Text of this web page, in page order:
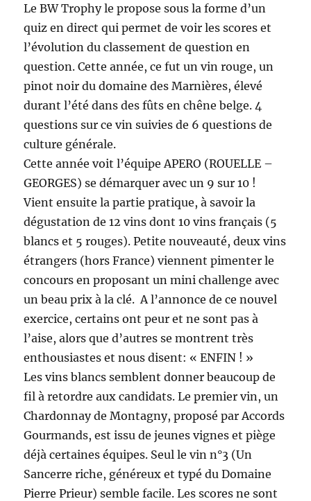
Le BW Trophy le propose sous la forme d’un
quiz en direct qui permet de voir les scores et
l’évolution du classement de question en
question. Cette année, ce fut un vin rouge, un
pinot noir du domaine des Marnières, élevé
durant l’été dans des fûts en chêne belge. 4
questions sur ce vin suivies de 6 questions de
culture générale.
Cette année voit l’équipe APERO (ROUELLE –
GEORGES) se démarquer avec un 9 sur 10 !
Vient ensuite la partie pratique, à savoir la
dégustation de 12 vins dont 10 vins français (5
blancs et 5 rouges). Petite nouveauté, deux vins
étrangers (hors France) viennent pimenter le
concours en proposant un mini challenge avec
un beau prix à la clé. A l’annonce de ce nouvel
exercice, certains ont peur et ne sont pas à
l’aise, alors que d’autres se montrent très
enthousiastes et nous disent: « ENFIN ! »
Les vins blancs semblent donner beaucoup de
fil à retordre aux candidats. Le premier vin, un
Chardonnay de Montagny, proposé par Accords
Gourmands, est issu de jeunes vignes et piège
déjà certaines équipes. Seul le vin n°3 (Un
Sancerre riche, généreux et typé du Domaine
Pierre Prieur) semble facile. Les scores ne sont